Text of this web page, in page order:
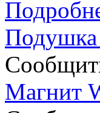
Подушка
Магнит